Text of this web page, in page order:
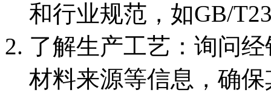
和行业规范，如GB/
了解生产工艺‌：询问
材料来源等信息，确